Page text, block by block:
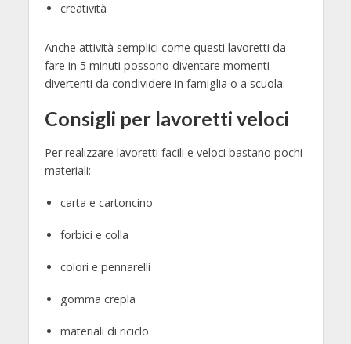
creatività
Anche attività semplici come questi lavoretti da
fare in 5 minuti possono diventare momenti
divertenti da condividere in famiglia o a scuola.
Consigli per lavoretti veloci
Per realizzare lavoretti facili e veloci bastano pochi
materiali:
carta e cartoncino
forbici e colla
colori e pennarelli
gomma crepla
materiali di riciclo